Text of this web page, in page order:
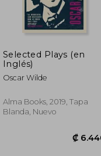
Selected Plays (en
Inglés)
Oscar Wilde
Alma Books, 2019, Tapa
Blanda, Nuevo